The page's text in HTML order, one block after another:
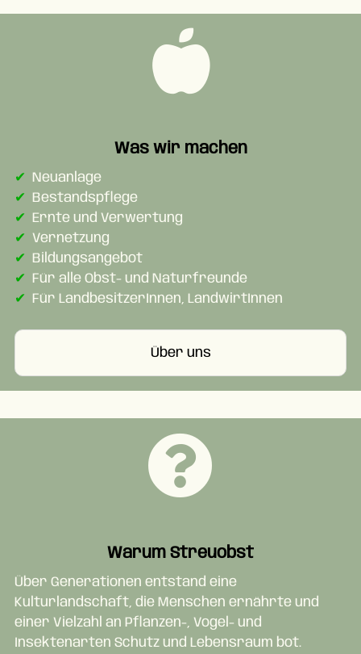
Was wir machen
Neuanlage
Bestandspflege
Ernte und Verwertung
Vernetzung
Bildungsangebot
Für alle Obst- und Naturfreunde
Für LandbesitzerInnen, LandwirtInnen
Über uns
Warum Streuobst
Über Generationen entstand eine
Kulturlandschaft, die Menschen ernährte und
einer Vielzahl an Pflanzen-, Vogel- und
Insektenarten Schutz und Lebensraum bot.